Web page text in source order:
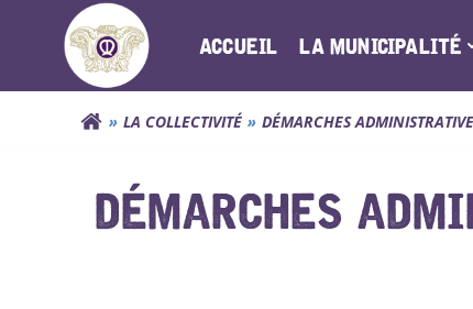
contenu
ACCUEIL LA MUNICIPALITÉ
LA COLLECTIVITÉ DÉMARCHES
DÉMARCHES